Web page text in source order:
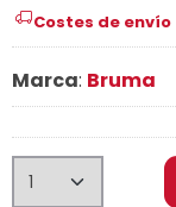
Costes de envío
Marca: Bruma